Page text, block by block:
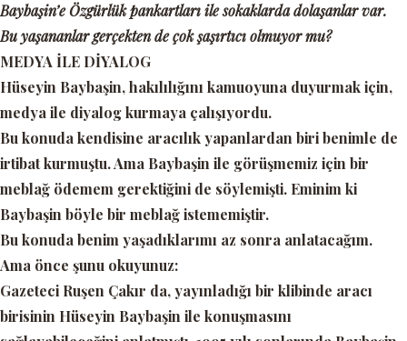
Baybaşin’e Özgürlük pankartları ile sokaklarda dolaşanlar var.
Bu yaşananlar gerçekten de çok şaşırtıcı olmuyor mu?
MEDYA İLE DİYALOG
Hüseyin Baybaşin, hakılılığını kamuoyuna duyurmak için,
medya ile diyalog kurmaya çalışıyordu.
Bu konuda kendisine aracılık yapanlardan biri benimle de
irtibat kurmuştu. Ama Baybaşin ile görüşmemiz için bir
meblağ ödemem gerektiğini de söylemişti. Eminim ki
Baybaşin böyle bir meblağ istememiştir.
Bu konuda benim yaşadıklarımı az sonra anlatacağım.
Ama önce şunu okuyunuz:
Gazeteci Ruşen Çakır da, yayınladığı bir klibinde aracı
birisinin Hüseyin Baybaşin ile konuşmasını